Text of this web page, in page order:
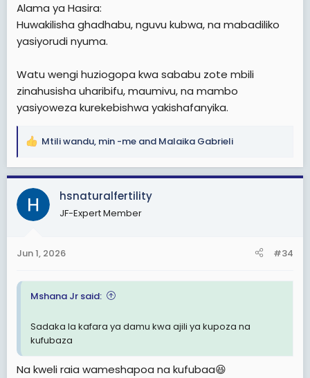
Alama ya Hasira:
Huwakilisha ghadhabu, nguvu kubwa, na mabadiliko
yasiyorudi nyuma.
Watu wengi huziogopa kwa sababu zote mbili
zinahusisha uharibifu, maumivu, na mambo
yasiyoweza kurekebishwa yakishafanyika.
R
a
c
i
s
Mtili wandu, min -me and Malaika Gabrieli
hsnaturalfertility
JF-Expert Member
Jun 1, 2026 #34
Mshana Jr said:
Sadaka la kafara ya damu kwa ajili ya kupoza na
kufubaza
Na kweli raia wameshapoa na kufubaa😆